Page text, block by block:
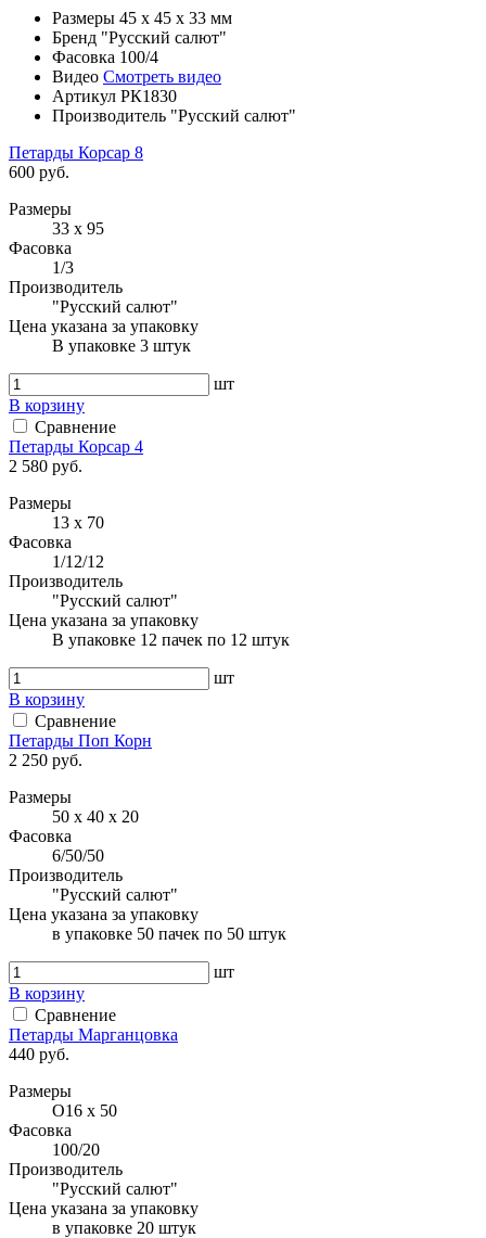
Размеры 45 x 45 x 33 мм
Бренд "Русский салют"
Фасовка 100/4
Видео Смотреть видео
Артикул РК1830
Производитель "Русский салют"
Петарды Корсар 8
600 руб.
Размеры
33 х 95
Фасовка
1/3
Производитель
"Русский салют"
Цена указана за упаковку
В упаковке 3 штук
шт
В корзину
Сравнение
Петарды Корсар 4
2 580 руб.
Размеры
13 х 70
Фасовка
1/12/12
Производитель
"Русский салют"
Цена указана за упаковку
В упаковке 12 пачек по 12 штук
шт
В корзину
Сравнение
Петарды Поп Корн
2 250 руб.
Размеры
50 х 40 х 20
Фасовка
6/50/50
Производитель
"Русский салют"
Цена указана за упаковку
в упаковке 50 пачек по 50 штук
шт
В корзину
Сравнение
Петарды Марганцовка
440 руб.
Размеры
O16 х 50
Фасовка
100/20
Производитель
"Русский салют"
Цена указана за упаковку
в упаковке 20 штук